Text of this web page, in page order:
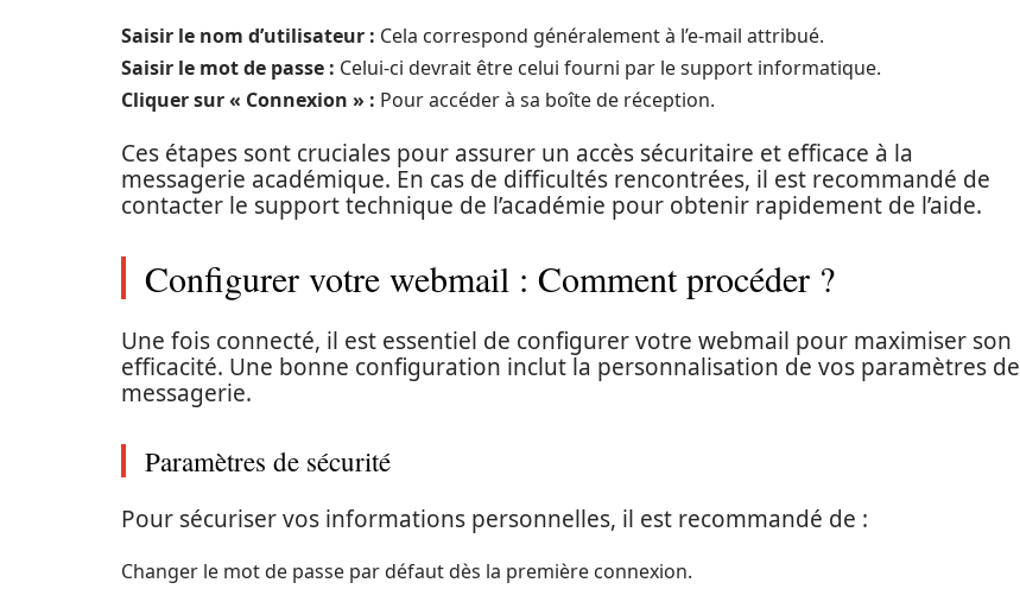
Saisir le nom d’utilisateur : Cela correspond généralement à l’e-mail attribué.
Saisir le mot de passe : Celui-ci devrait être celui fourni par le support informatique.
Cliquer sur « Connexion » : Pour accéder à sa boîte de réception.
Ces étapes sont cruciales pour assurer un accès sécuritaire et efficace à la
messagerie académique. En cas de difficultés rencontrées, il est recommandé de
contacter le support technique de l’académie pour obtenir rapidement de l’aide.
Configurer votre webmail : Comment procéder ?
Une fois connecté, il est essentiel de configurer votre webmail pour maximiser son
efficacité. Une bonne configuration inclut la personnalisation de vos paramètres de
messagerie.
Paramètres de sécurité
Pour sécuriser vos informations personnelles, il est recommandé de :
Changer le mot de passe par défaut dès la première connexion.